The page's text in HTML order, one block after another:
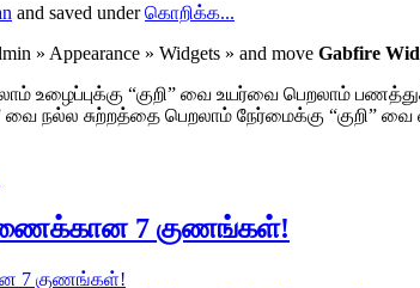
and saved underகொறிக்க...
» Appearance » Widgets » and move Gabfire
உழைப்புக்கு “குறி” வை உயர்வை பெறலாம்
வை நல்ல சுற்றத்தை பெறலாம் நேர்மைக்கு
7 குணங்கள்!